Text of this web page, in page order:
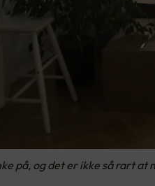
på, og det er ikke så rart